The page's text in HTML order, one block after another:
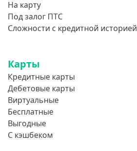
На карту
Под залог ПТС
Сложности с кредитной историей
Карты
Кредитные карты
Дебетовые карты
Виртуальные
Бесплатные
Выгодные
С кэшбеком